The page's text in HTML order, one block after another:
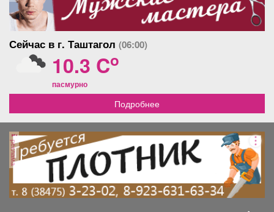
Сейчас в г. Таштагол (06:00)
10.3 Co
пасмурно
Подробнее
реклама